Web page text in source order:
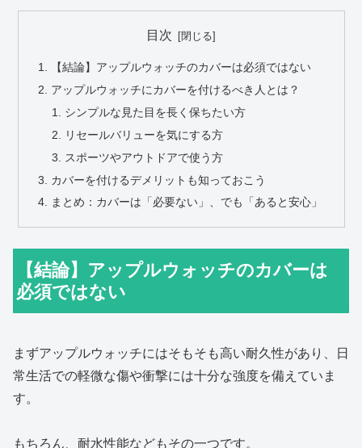
目次
【結論】アップルウォッチのカバーは必須ではない
アップルウォッチにカバーを付けるべき人とは？
シンプルな見た目を長く保ちたい方
リセールバリューを気にする方
スポーツやアウトドアで使う方
カバーを付けるデメリットも知っておこう
まとめ：カバーは「必要ない」、でも「あると安心」
【結論】アップルウォッチのカバーは
必須ではない
まずアップルウォッチにはそもそも高い耐久性があり、日
常生活での軽微な傷や衝撃には十分な強度を備えていま
す。
もちろん、耐水性能などもその一つです。